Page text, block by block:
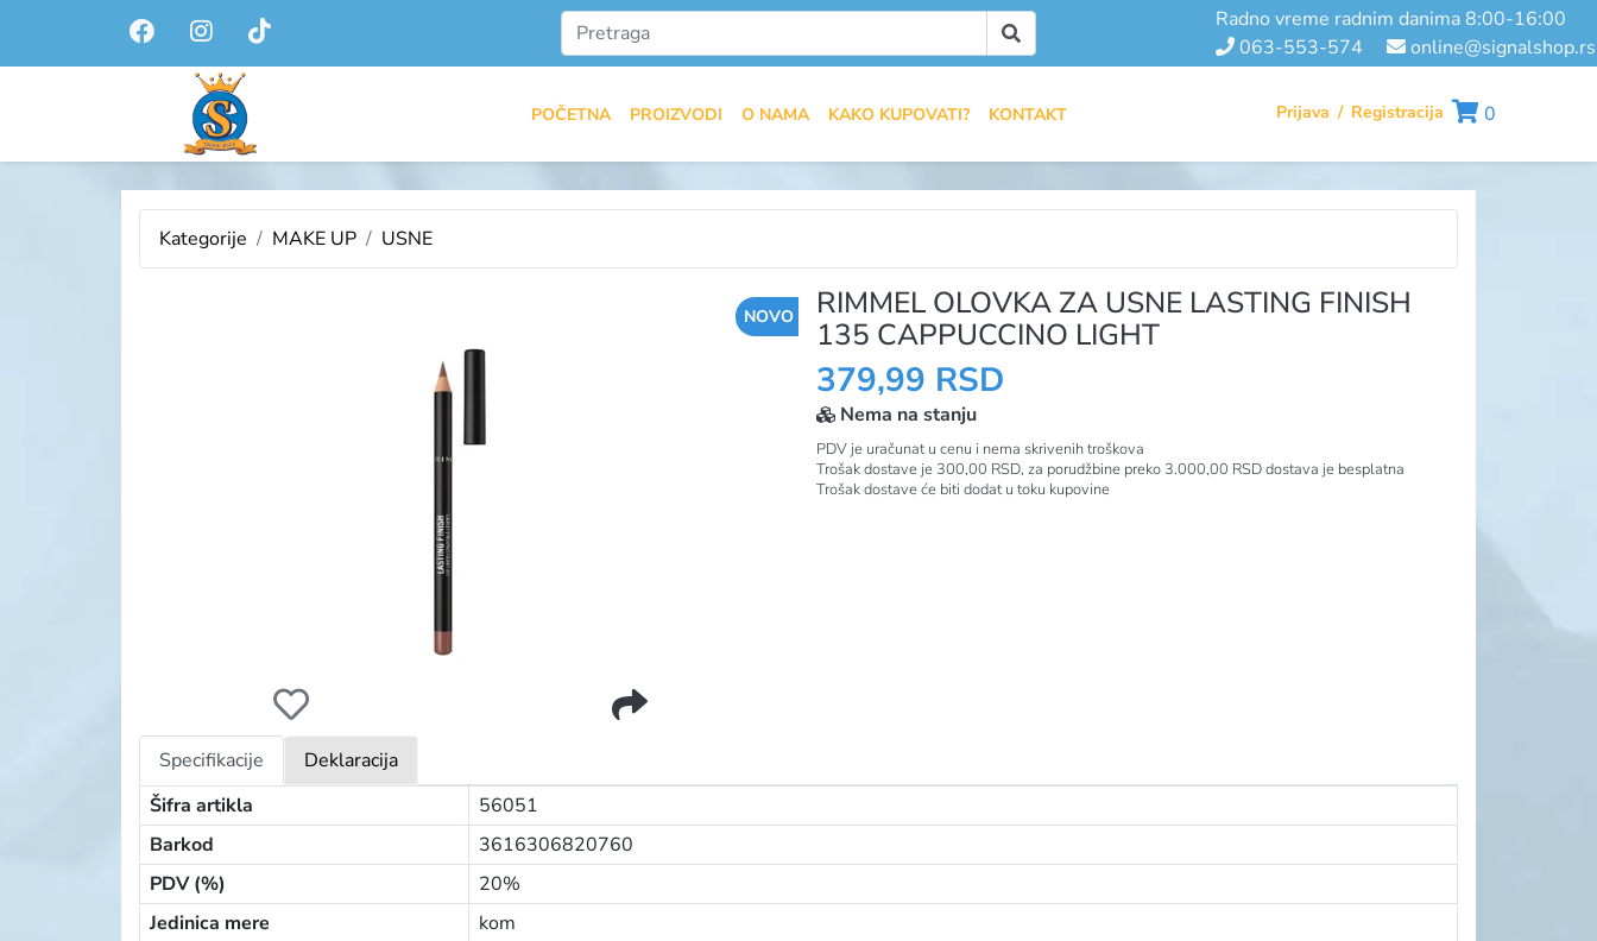
radno vreme radnim danima 8:00-16:00
063-553-574
online@signalshop.rs
POČETNA PROIZVODI O NAMA KAKO KUPOVATI? KONTAKT Prijava / Registracija 0
Kategorije MAKE UP USNE
RIMMEL OLOVKA ZA USNE LASTING FINISH
135 CAPPUCCINO LIGHT
379,99 RSD
Nema na stanju
PDV je uračunat u cenu i nema skrivenih troškova
Trošak dostave je 300,00 RSD, za porudžbine preko 3.000,00 RSD dostava je besplatna
Trošak dostave će biti dodat u toku kupovine
NOVO
Specifikacije
Deklaracija
Šifra artikla
56051
Barkod
3616306820760
PDV (%)
20%
Jedinica mere
kom